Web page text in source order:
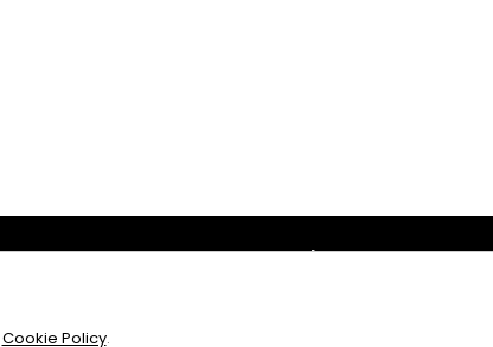
Amb el suport
Cookie Policy.